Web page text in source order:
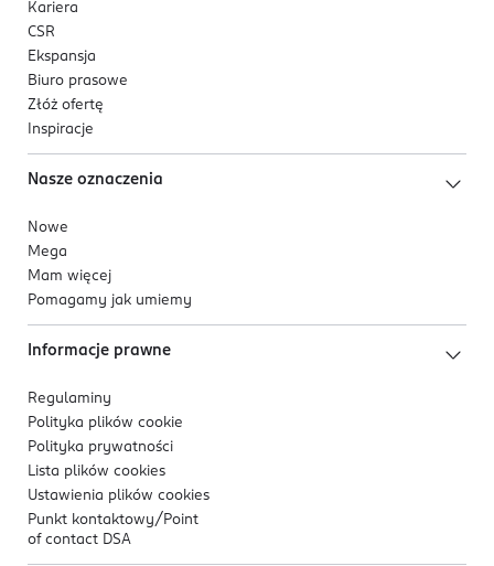
Kariera
CSR
Ekspansja
Biuro prasowe
Złóż ofertę
Inspiracje
Nasze oznaczenia
Nowe
Mega
Mam więcej
Pomagamy jak umiemy
Informacje prawne
Regulaminy
Polityka plików cookie
Polityka prywatności
Lista plików cookies
Ustawienia plików cookies
Punkt kontaktowy/ Point
of contact DSA